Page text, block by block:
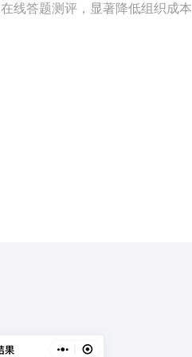
线答题测评，显著降低组织成本